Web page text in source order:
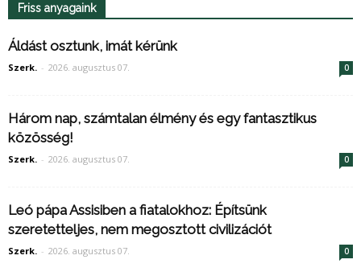
Friss anyagaink
Áldást osztunk, imát kérünk
Szerk. - 2026. augusztus 07. 0
Három nap, számtalan élmény és egy fantasztikus
közösség!
Szerk. - 2026. augusztus 07. 0
Leó pápa Assisiben a fiatalokhoz: Építsünk
szeretetteljes, nem megosztott civilizációt
Szerk. - 2026. augusztus 07. 0